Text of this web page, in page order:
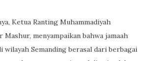
Ketua Ranting Muhammadiyah
Mashur, menyampaikan bahwa jamaah
wilayah Semanding berasal dari berbagai